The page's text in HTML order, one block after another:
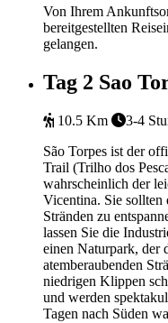
Von Ihrem
bereitgestellten
gelangen.
Tag 2 Sao
10.5 Km 3-4
São Torpes ist der
Trail (Trilho dos
wahrscheinlich der
Vicentina. Sie sollten
Stränden zu
lassen Sie die
einen Naturpark, der
atemberaubenden
niedrigen Klippen
und werden
Tagen nach Süden